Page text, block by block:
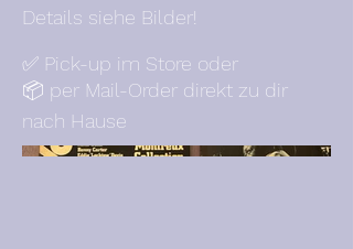
Details siehe Bilder!
✅ Pick-up im Store oder
📦 per Mail-Order direkt zu dir
nach Hause